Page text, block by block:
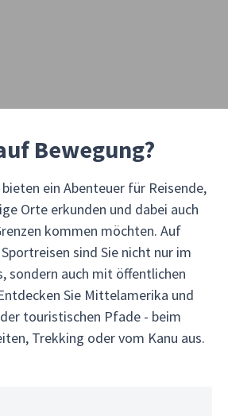
Bewegung?
ein Abenteuer für Reisende,
Orte erkunden und dabei auch
kommen möchten. Auf
sind Sie nicht nur im
sondern auch mit öffentlichen
Sie Mittelamerika und
touristischen Pfade - beim
Trekking oder vom Kanu aus.